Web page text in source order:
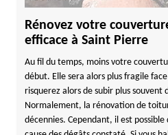
Rénovez votre
efficace à Saint Pierre
Au fil du temps, moins votre
début. Elle sera alors plus fragile
risquerez alors de subir plus souvent
Normalement, la rénovation de
décennies. Cependant, il est possible